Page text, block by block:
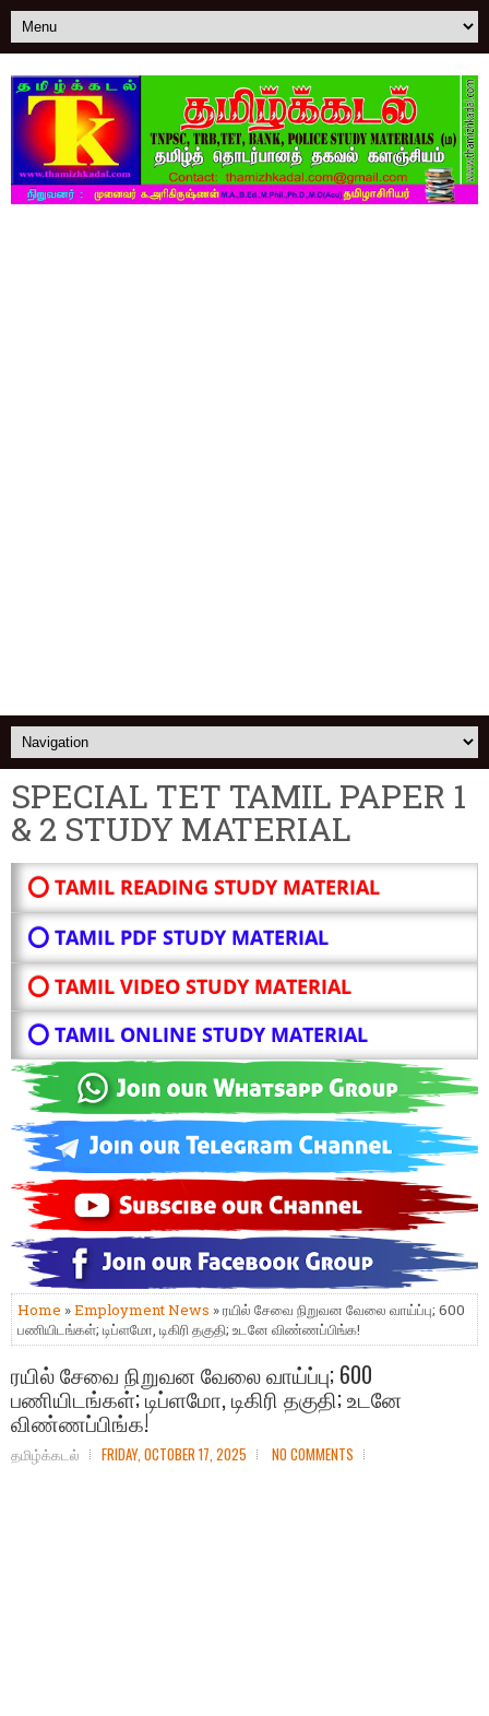
SPECIAL TET TAMIL PAPER 1
& 2 STUDY MATERIAL
⭕ TAMIL READING STUDY MATERIAL
⭕ TAMIL PDF STUDY MATERIAL
⭕ TAMIL VIDEO STUDY MATERIAL
⭕ TAMIL ONLINE STUDY MATERIAL
Home »Employment News » ரயில் சேவை நிறுவன வேலை வாய்ப்பு; 600
பணியிடங்கள்; டிப்ளமோ, டிகிரி தகுதி; உடனே விண்ணப்பிங்க!
ரயில் சேவை நிறுவன வேலை வாய்ப்பு; 600
பணியிடங்கள்; டிப்ளமோ, டிகிரி தகுதி; உடனே
விண்ணப்பிங்க!
தமிழ்க்கடல் FRIDAY, OCTOBER 17, 2025 NO COMMENTS